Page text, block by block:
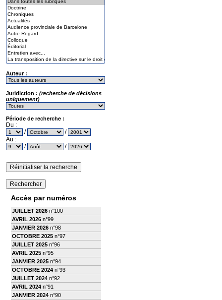
Auteur :
Juridiction : (recherche de décisions
uniquement)
Période de recherche :
Du :
/
/
Au :
/
/
Accès par numéros
JUILLET 2026 n°100
AVRIL 2026 n°99
JANVIER 2026 n°98
OCTOBRE 2025 n°97
JUILLET 2025 n°96
AVRIL 2025 n°95
JANVIER 2025 n°94
OCTOBRE 2024 n°93
JUILLET 2024 n°92
AVRIL 2024 n°91
JANVIER 2024 n°90